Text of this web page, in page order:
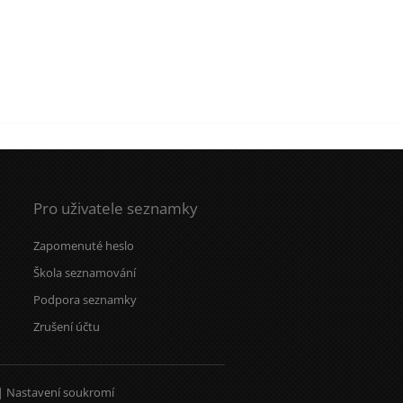
Pro uživatele seznamky
Zapomenuté heslo
Škola seznamování
Podpora seznamky
Zrušení účtu
Nastavení soukromí